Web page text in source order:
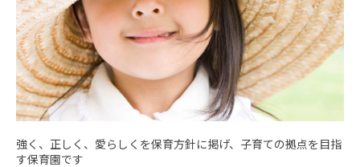
強く、正しく、愛らしくを保育方針に掲げ、子育ての拠点を目指
す保育園です